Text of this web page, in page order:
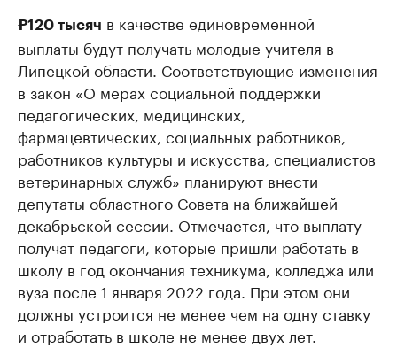
₽120 тысяч в качестве единовременной
выплаты будут получать молодые учителя в
Липецкой области. Соответствующие изменения
в закон «О мерах социальной поддержки
педагогических, медицинских,
фармацевтических, социальных работников,
работников культуры и искусства, специалистов
ветеринарных служб» планируют внести
депутаты областного Совета на ближайшей
декабрьской сессии. Отмечается, что выплату
получат педагоги, которые пришли работать в
школу в год окончания техникума, колледжа или
вуза после 1 января 2022 года. При этом они
должны устроится не менее чем на одну ставку
и отработать в школе не менее двух лет.